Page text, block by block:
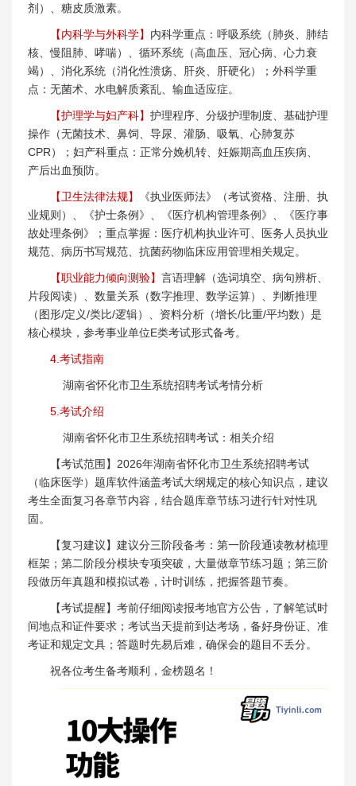
剂）、糖皮质激素。
【内科学与外科学】 内科学重点：呼吸系统（肺炎、肺结
核、慢阻肺、哮喘）、循环系统（高血压、冠心病、心力衰
竭）、消化系统（消化性溃疡、肝炎、肝硬化）；外科学重
点：无菌术、水电解质紊乱、输血适应症。
【护理学与妇产科】 护理程序、分级护理制度、基础护理
操作（无菌技术、鼻饲、导尿、灌肠、吸氧、心肺复苏
CPR）；妇产科重点：正常分娩机转、妊娠期高血压疾病、
产后出血预防。
【卫生法律法规】
《执业医师法》（考试资格、注册、执
业规则）、《护士条例》、《医疗机构管理条例》、《医疗事
故处理条例》；重点掌握：医疗机构执业许可、医务人员执业
规范、病历书写规范、抗菌药物临床应用管理相关规定。
【职业能力倾向测验】 言语理解（选词填空、病句辨析、
片段阅读）、数量关系（数字推理、数学运算）、判断推理
（图形/定义/类比/逻辑）、资料分析（增长/比重/平均数）是
核心模块，参考事业单位E类考试形式备考。
4.考试指南
湖南省怀化市卫生系统招聘考试考情分析
5.考试介绍
湖南省怀化市卫生系统招聘考试：相关介绍
【考试范围】2026年湖南省怀化市卫生系统招聘考试
（临床医学）题库软件涵盖考试大纲规定的核心知识点，建议
考生全面复习各章节内容，结合题库章节练习进行针对性巩
固。
【复习建议】建议分三阶段备考：第一阶段通读教材梳理
框架；第二阶段分模块专项突破，大量做章节练习题；第三阶
段做历年真题和模拟试卷，计时训练，把握答题节奏。
【考试提醒】考前仔细阅读报考地官方公告，了解笔试时
间地点和证件要求；考试当天提前到达考场，备好身份证、准
考证和规定文具；答题时先易后难，确保会的题目不丢分。
祝各位考生备考顺利，金榜题名！